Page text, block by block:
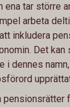
ena tar större
arbeta
inkludera
Det
i dennes